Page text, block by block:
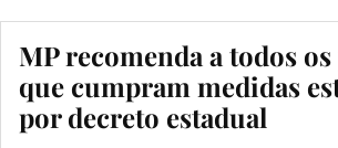
MP recomenda a todos
que cumpram medidas
por decreto estadual